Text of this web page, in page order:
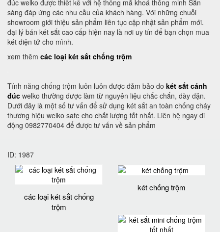
đúc welko được thiết kế với hệ thống mã khoá thông minh Sẵn
sàng đáp ứng các nhu cầu của khách hàng. Với những chuỗi
showroom giới thiệu sản phẩm liên tục cập nhật sản phẩm mới.
đại lý bán két sắt cao cấp hiện nay là nơi uy tín để bạn chọn mua
két điện tử cho mình.
xem thêm các loại két sắt chống trộm
Tính năng chống trộm luôn luôn được đảm bảo do két sắt cánh
đúc welko thường được làm từ nguyên liệu chắc chắn, dày dặn.
Dưới đây là một số tư vấn để sử dụng két sắt an toàn chống cháy
thương hiệu welko safe cho chất lượng tốt nhất. Liên hệ ngay di
động 0982770404 để được tư vấn về sản phẩm
ID: 1987
các loại két sắt chống
trộm
két chống trộm